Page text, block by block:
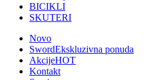
BICIKLI
SKUTERI
Novo
SwordEkskluzivna ponuda
AkcijeHOT
Kontakt